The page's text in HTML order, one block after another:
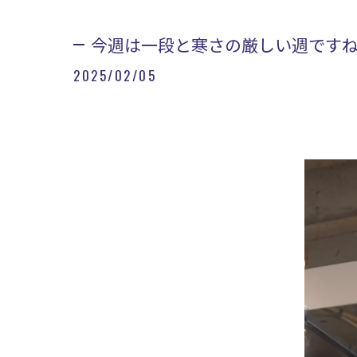
今週は一段と寒さの厳しい週です
2025/02/05